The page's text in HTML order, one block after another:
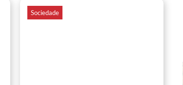
Sociedade